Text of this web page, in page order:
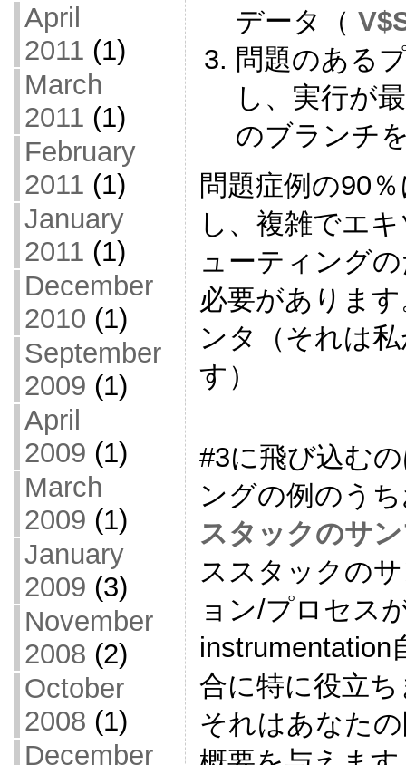
April
2011 (1)
March
2011 (1)
February
2011 (1)
January
2011 (1)
December
2010 (1)
September
2009 (1)
April
2009 (1)
March
2009 (1)
January
2009 (3)
November
2008 (2)
October
2008 (1)
December
データ（
問題のある
し、実行が
のブランチ
問題症例の90
し、複雑でエ
ューティング
必要がありま
ンタ（それは
す）
#3に飛び込む
ングの例のう
スタックのサ
ススタックの
ョン/プロセス
instrumentation
合に特に役立
それはあなた